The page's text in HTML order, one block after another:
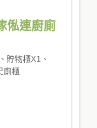
俬連廚廁
貯物櫃X1、
廁櫃